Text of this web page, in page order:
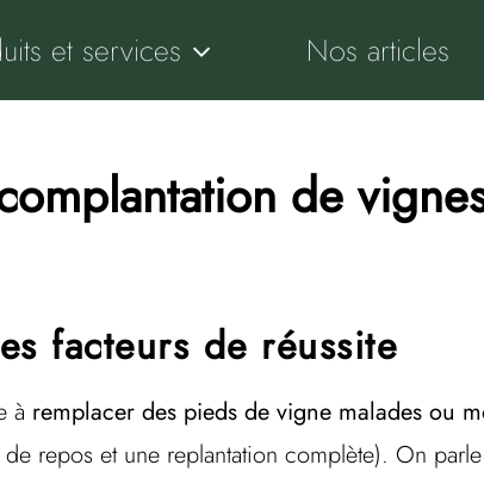
et services Nos articles
de
facteurs de réussite
à remplacer des pieds de vigne malades ou
repos et une replantation complète). On